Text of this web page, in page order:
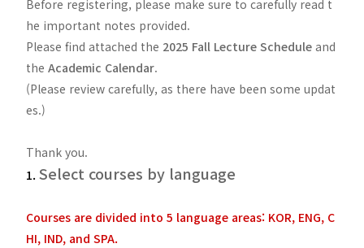
Before registering, please make sure to carefully read t
he important notes provided.
Please find attached the 2025 Fall Lecture Scheduleand
the Academic Calendar.
(Please review carefully, as there have been some updat
es.)
Thank you.
1. Select courses by language
Courses are divided into 5 language areas: KOR, ENG, C
HI, IND, and SPA.